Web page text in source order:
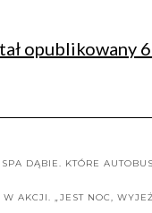
opublikowany
DĄBIE. KTÓRE
W AKCJI. „JEST NOC,